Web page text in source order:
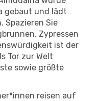
gebaut und lädt
Spazieren Sie
Zypressen
ist der
Tor zur Welt
sowie größte
reisen auf